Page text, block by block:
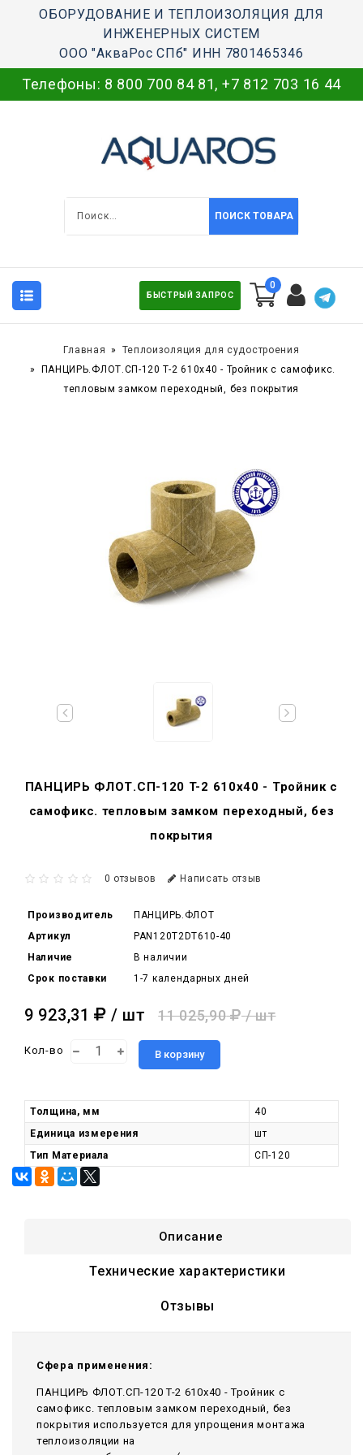
ОБОРУДОВАНИЕ И ТЕПЛОИЗОЛЯЦИЯ ДЛЯ
ИНЖЕНЕРНЫХ СИСТЕМ
ООО "АкваРос СПб" ИНН 7801465346
Телефоны: 8 800 700 84 81, +7 812 703 16 44
ПОИСК ТОВАРА
БЫСТРЫЙ ЗАПРОС
0
Главная
Теплоизоляция для судостроения
ПАНЦИРЬ.ФЛОТ.СП-120 T-2 610x40 - Тройник c самофикс.
тепловым замком переходный, без покрытия
ПАНЦИРЬ ФЛОТ.СП-120 T-2 610x40 - Тройник c
самофикс. тепловым замком переходный, без
покрытия
0 отзывов Написать отзыв
Производитель
ПАНЦИРЬ.ФЛОТ
Артикул
PAN120T2DT610-40
Наличие
В наличии
Срок поставки
1-7 календарных дней
9 923,31 / шт 11 025,90 / шт
Кол-во В корзину
Толщина, мм
40
Единица измерения
шт
Тип Материала
СП-120
Описание
Технические характеристики
Отзывы
Сфера применения:
ПАНЦИРЬ ФЛОТ.СП-120 T-2 610x40 - Тройник c
самофикс. тепловым замком переходный, без
покрытия используется для упрощения монтажа
теплоизоляции на